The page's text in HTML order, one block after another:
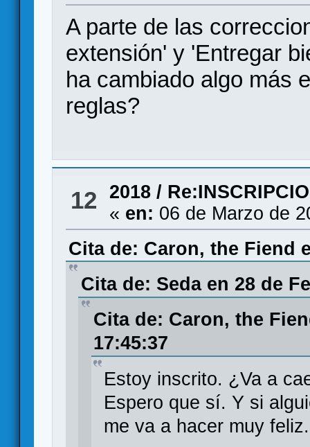
A parte de las
extensión' y 'Entregar
ha cambiado algo más
reglas?
12 2018/
« en: 06 de Marzo de
Cita de: Caron, the Fiend
Cita de: Seda en 28 de
Cita de: Caron, the
17:45:37
Estoy inscrito. ¿Va a
Espero que sí. Y si
me va a hacer muy feliz.